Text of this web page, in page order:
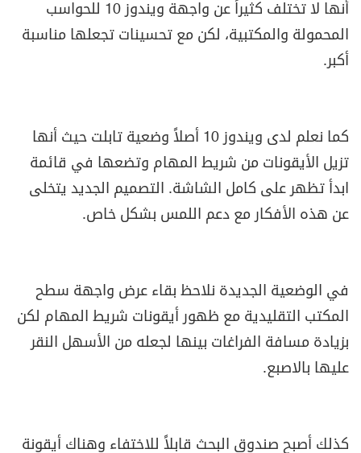
أنها لا تختلف كثيراً عن واجهة ويندوز 10 للحواسب
المحمولة والمكتبية، لكن مع تحسينات تجعلها مناسبة
أكبر.
كما نعلم لدى ويندوز 10 أصلاً وضعية تابلت حيث أنها
تزيل الأيقونات من شريط المهام وتضعها في قائمة
ابدأ تظهر على كامل الشاشة. التصميم الجديد يتخلى
عن هذه الأفكار مع دعم اللمس بشكل خاص.
في الوضعية الجديدة نلاحظ بقاء عرض واجهة سطح
المكتب التقليدية مع ظهور أيقونات شريط المهام لكن
بزيادة مسافة الفراغات بينها لجعله من الأسهل النقر
عليها بالاصبع.
كذلك أصبح صندوق البحث قابلاً للاختفاء وهناك أيقونة